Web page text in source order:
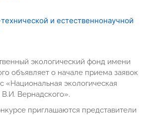
и естественнонаучной
экологический фонд имени
объявляет о начале приема заявок
«Национальная экологическая
Вернадского».
приглашаются представители